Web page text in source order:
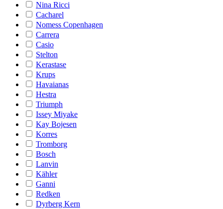
Nina Ricci
Cacharel
Nomess Copenhagen
Carrera
Casio
Stelton
Kerastase
Krups
Havaianas
Hestra
Triumph
Issey Miyake
Kay Bojesen
Korres
Tromborg
Bosch
Lanvin
Kähler
Ganni
Redken
Dyrberg Kern